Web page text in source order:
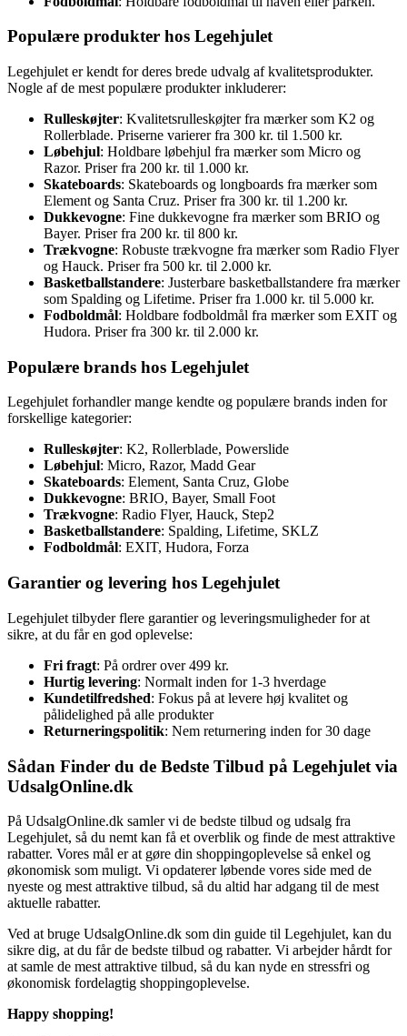
Populære produkter hos Legehjulet
Legehjulet er kendt for deres brede udvalg af kvalitetsprodukter.
Nogle af de mest populære produkter inkluderer:
Rulleskøjter: Kvalitetsrulleskøjter fra mærker som K2 og
Rollerblade. Priserne varierer fra 300 kr. til 1.500 kr.
Løbehjul: Holdbare løbehjul fra mærker som Micro og
Razor. Priser fra 200 kr. til 1.000 kr.
Skateboards: Skateboards og longboards fra mærker som
Element og Santa Cruz. Priser fra 300 kr. til 1.200 kr.
Dukkevogne: Fine dukkevogne fra mærker som BRIO og
Bayer. Priser fra 200 kr. til 800 kr.
Trækvogne: Robuste trækvogne fra mærker som Radio Flyer
og Hauck. Priser fra 500 kr. til 2.000 kr.
Basketballstandere: Justerbare basketballstandere fra mærker
som Spalding og Lifetime. Priser fra 1.000 kr. til 5.000 kr.
Fodboldmål: Holdbare fodboldmål fra mærker som EXIT og
Hudora. Priser fra 300 kr. til 2.000 kr.
Populære brands hos Legehjulet
Legehjulet forhandler mange kendte og populære brands inden for
forskellige kategorier:
Rulleskøjter: K2, Rollerblade, Powerslide
Løbehjul: Micro, Razor, Madd Gear
Skateboards: Element, Santa Cruz, Globe
Dukkevogne: BRIO, Bayer, Small Foot
Trækvogne: Radio Flyer, Hauck, Step2
Basketballstandere: Spalding, Lifetime, SKLZ
Fodboldmål: EXIT, Hudora, Forza
Garantier og levering hos Legehjulet
Legehjulet tilbyder flere garantier og leveringsmuligheder for at
sikre, at du får en god oplevelse:
Fri fragt: På ordrer over 499 kr.
Hurtig levering: Normalt inden for 1-3 hverdage
Kundetilfredshed: Fokus på at levere høj kvalitet og
pålidelighed på alle produkter
Returneringspolitik: Nem returnering inden for 30 dage
Sådan Finder du de Bedste Tilbud på Legehjulet via
UdsalgOnline.dk
På UdsalgOnline.dk samler vi de bedste tilbud og udsalg fra
Legehjulet, så du nemt kan få et overblik og finde de mest attraktive
rabatter. Vores mål er at gøre din shoppingoplevelse så enkel og
økonomisk som muligt. Vi opdaterer løbende vores side med de
nyeste og mest attraktive tilbud, så du altid har adgang til de mest
aktuelle rabatter.
Ved at bruge UdsalgOnline.dk som din guide til Legehjulet, kan du
sikre dig, at du får de bedste tilbud og rabatter. Vi arbejder hårdt for
at samle de mest attraktive tilbud, så du kan nyde en stressfri og
økonomisk fordelagtig shoppingoplevelse.
Happy shopping!